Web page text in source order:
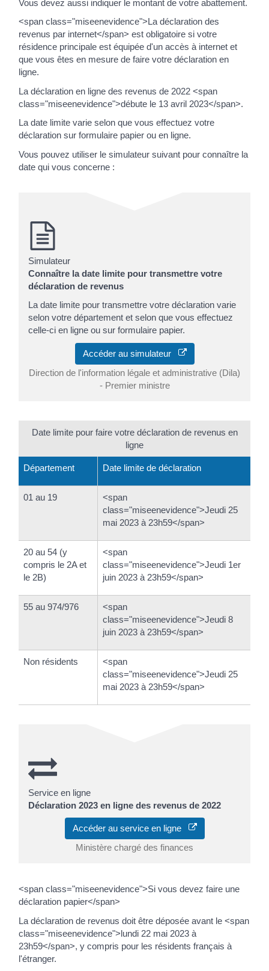
Vous devez aussi indiquer le montant de votre abattement.
<span class="miseenevidence">La déclaration des
revenus par internet</span> est obligatoire si votre
résidence principale est équipée d'un accès à internet et
que vous êtes en mesure de faire votre déclaration en
ligne.
La déclaration en ligne des revenus de 2022 <span
class="miseenevidence">débute le 13 avril 2023</span>.
La date limite varie selon que vous effectuez votre
déclaration sur formulaire papier ou en ligne.
Vous pouvez utiliser le simulateur suivant pour connaître la
date qui vous concerne :
Simulateur
Connaître la date limite pour transmettre votre
déclaration de revenus
La date limite pour transmettre votre déclaration varie
selon votre département et selon que vous effectuez
celle-ci en ligne ou sur formulaire papier.
Accéder au simulateur
Direction de l'information légale et administrative (Dila)
- Premier ministre
Date limite pour faire votre déclaration de revenus en
ligne
Département Date limite de déclaration
01 au 19
<span
class="miseenevidence">Jeudi 25
mai 2023 à 23h59</span>
20 au 54 (y
compris le 2A et
le 2B)
<span
class="miseenevidence">Jeudi 1er
juin 2023 à 23h59</span>
55 au 974/976
<span
class="miseenevidence">Jeudi 8
juin 2023 à 23h59</span>
Non résidents
<span
class="miseenevidence">Jeudi 25
mai 2023 à 23h59</span>
Service en ligne
Déclaration 2023 en ligne des revenus de 2022
Accéder au service en ligne
Ministère chargé des finances
<span class="miseenevidence">Si vous devez faire une
déclaration papier</span>
La déclaration de revenus doit être déposée avant le <span
class="miseenevidence">lundi 22 mai 2023 à
23h59</span>, y compris pour les résidents français à
l'étranger.